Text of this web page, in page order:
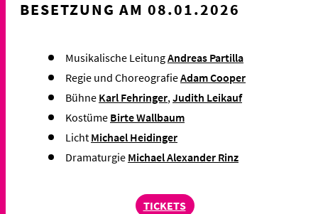
BESETZUNG AM 08.01.2026
Musikalische LeitungAndreas Partilla
Regie und ChoreografieAdam Cooper
Bühne Karl Fehringer, Judith Leikauf
Kostüme Birte Wallbaum
Licht Michael Heidinger
Dramaturgie Michael Alexander Rinz
TICKETS